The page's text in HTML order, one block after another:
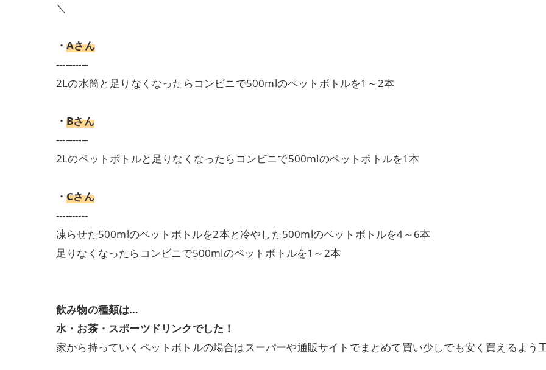
＼
・Aさん
----------
2Lの水筒と足りなくなったらコンビニで500mlのペットボトルを1～2本
・Bさん
----------
2Lのペットボトルと足りなくなったらコンビニで500mlのペットボトルを1本
・Cさん
----------
凍らせた500mlのペットボトルを2本と冷やした500mlのペットボトルを4～6本
足りなくなったらコンビニで500mlのペットボトルを1～2本
飲み物の種類は…
水・お茶・スポーツドリンクでした！
家から持っていくペットボトルの場合はスーパーや通販サイトでまとめて買い少しでも安く買えるよう